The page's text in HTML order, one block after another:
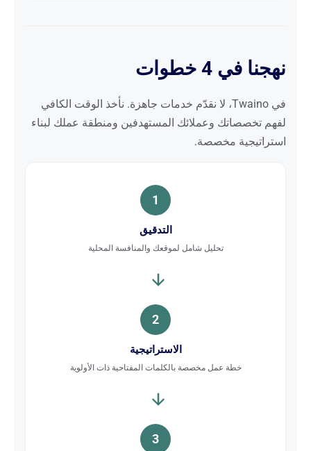
نهجنا في 4 خطوات
في Twaino، لا نقدّم خدمات جاهزة. نأخذ الوقت الكافي
لفهم تخصصاتك وعملائك المستهدفين ومنطقة عملك لبناء
استراتيجية مخصصة.
1
التدقيق
تحليل شامل لموقعك والمنافسة المحلية
2
الاستراتيجية
خطة عمل مخصصة بالكلمات المفتاحية ذات الأولوية
3